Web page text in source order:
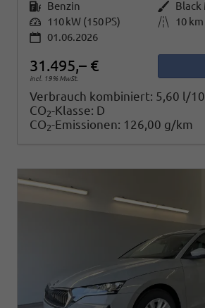
Kraftstoff Benzin Außenfarbe Black
Leistung 110 kW (150 PS) Kilometerstand
10 km
01.06.2026
31.495,– €
incl. 19% MwSt.
Verbrauch kombiniert: 5,60 l/
CO2-Klasse: D
CO2-Emissionen: 126,00 g/km